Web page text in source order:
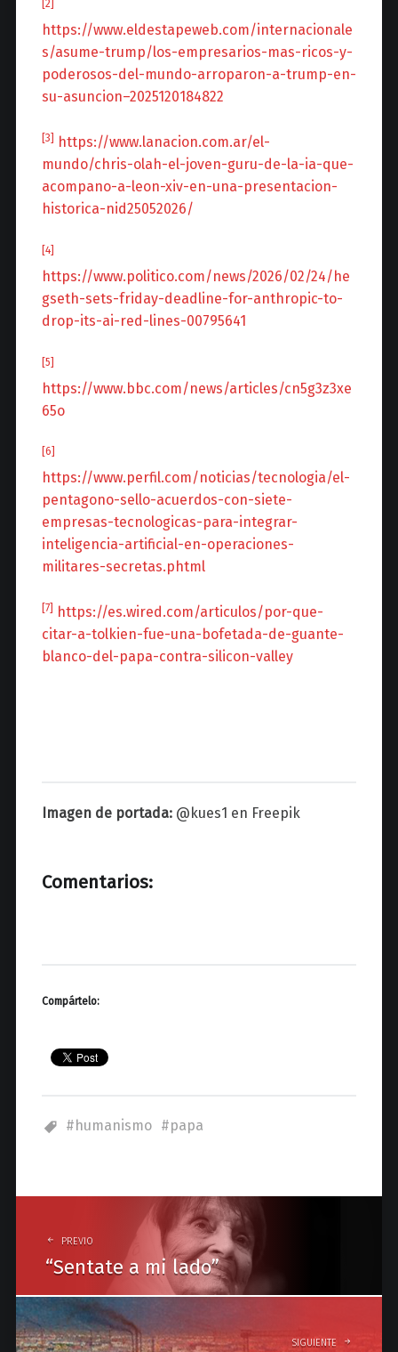
[2]
https://www.eldestapeweb.com/internacionale
s/asume-trump/los-empresarios-mas-ricos-y-
poderosos-del-mundo-arroparon-a-trump-en-
su-asuncion–2025120184822
[3] https://www.lanacion.com.ar/el-
mundo/chris-olah-el-joven-guru-de-la-ia-que-
acompano-a-leon-xiv-en-una-presentacion-
historica-nid25052026/
[4]
https://www.politico.com/news/2026/02/24/he
gseth-sets-friday-deadline-for-anthropic-to-
drop-its-ai-red-lines-00795641
[5]
https://www.bbc.com/news/articles/cn5g3z3xe
65o
[6]
https://www.perfil.com/noticias/tecnologia/el-
pentagono-sello-acuerdos-con-siete-
empresas-tecnologicas-para-integrar-
inteligencia-artificial-en-operaciones-
militares-secretas.phtml
[7]
https://es.wired.com/articulos/por-que-
citar-a-tolkien-fue-una-bofetada-de-guante-
blanco-del-papa-contra-silicon-valley
Imagen de portada: @kues1 en Freepik
Comentarios:
Compártelo:
humanismo papa
t
n
PREVIO
“Sentate a mi lado”
SIGUIENTE